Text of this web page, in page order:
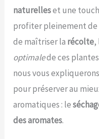
naturelleset une
profiter pleinement
de maîtriser la récolte,
optimalede ces
nous vous
pour préserver au
aromatiques : le
des aromates.